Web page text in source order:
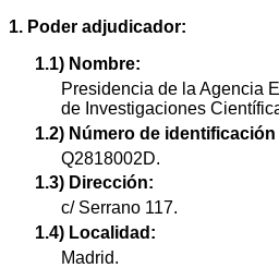
1. Poder adjudicador:
1.1) Nombre:
Presidencia de la Agencia
de Investigaciones
1.2) Número de
Q2818002D.
1.3) Dirección:
c/ Serrano 117.
1.4) Localidad:
Madrid.